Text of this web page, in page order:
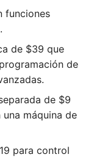
funciones
de $39 que
de
de $9
máquina de
para control